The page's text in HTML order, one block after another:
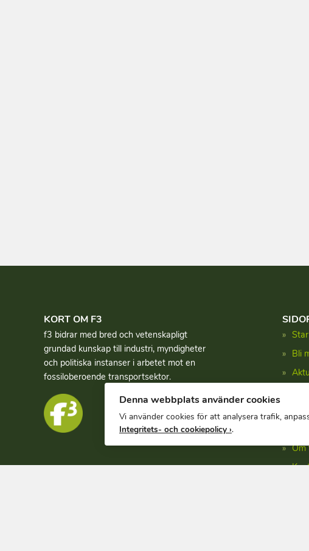
KORT OM F3
f3 bidrar med bred och vetenskapligt
grundad kun­skap till industri, myndigheter
och politiska instanser i arbetet mot en
fossiloberoende transportsektor.
Bli
Om
Denna webbplats använder cookies
Vi använder cookies för att analysera trafik,
Integritets- och cookiepolicy ›.